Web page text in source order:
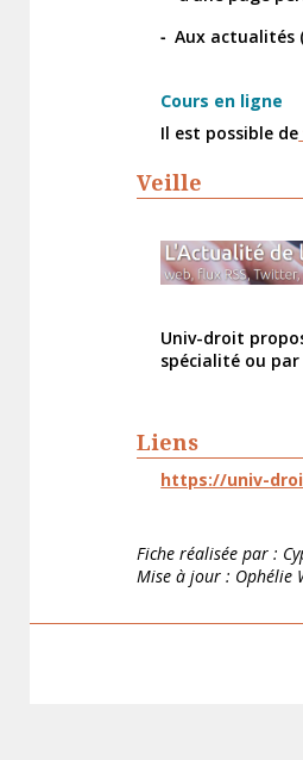
Aux actualités
Cours en ligne
Il est possible de
Veille
Univ-droit
spécialité ou
Liens
https://univ-
Fiche réalisée par :
Mise à jour : Ophélie